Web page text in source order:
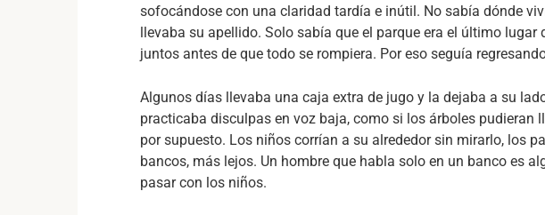
sofocándose con una claridad tardía e inútil. No sabía dónde
llevaba su apellido. Solo sabía que el parque era el último lugar
juntos antes de que todo se rompiera. Por eso seguía
Algunos días llevaba una caja extra de jugo y la dejaba a su
practicaba disculpas en voz baja, como si los árboles pudieran
por supuesto. Los niños corrían a su alrededor sin mirarlo, los
bancos, más lejos. Un hombre que habla solo en un banco es
pasar con los niños.